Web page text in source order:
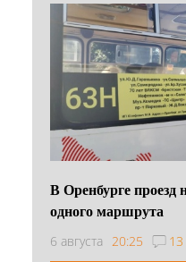
В Оренбурге проезд
одного маршрута
6 августа 20:25 13